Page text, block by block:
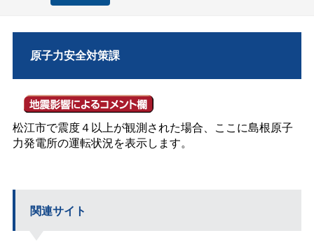
原子力安全対策課
松江市で震度４以上が観測された場合、ここに島根原子
力発電所の運転状況を表示します。
関連サイト